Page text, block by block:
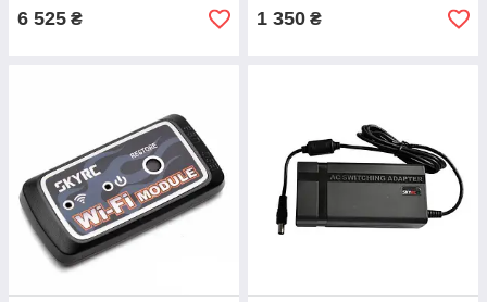
6 525 ₴ 1 350 ₴